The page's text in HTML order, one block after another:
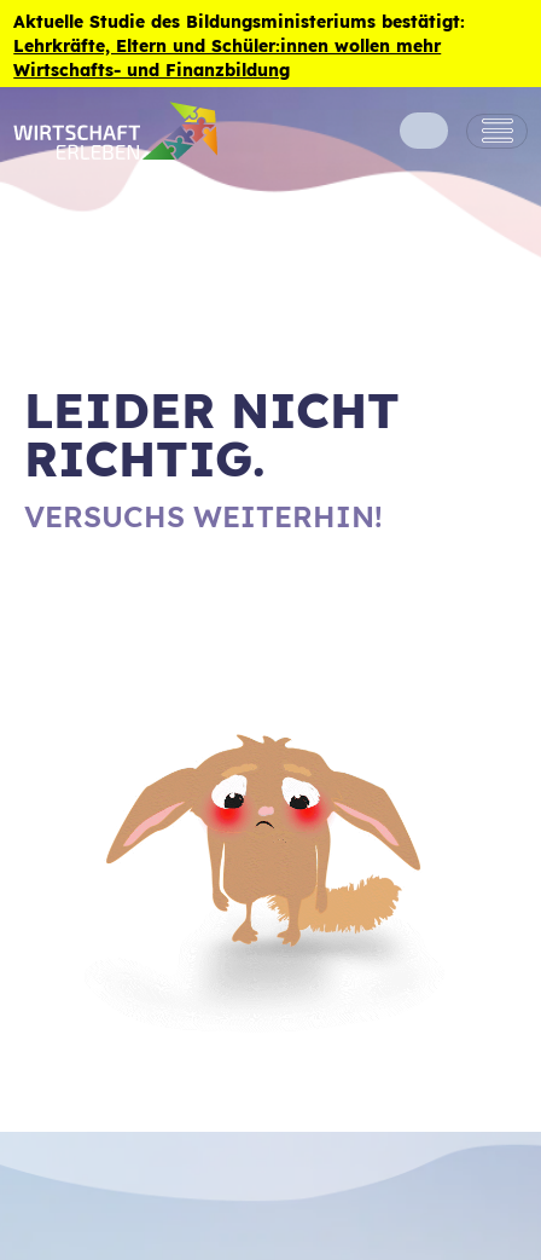
Zum Inhalt der Seite springen
Aktuelle Studie des Bildungsministeriums bestätigt:
Lehrkräfte, Eltern und Schüler:innen wollen mehr
Wirtschafts- und Finanzbildung
LEIDER NICHT
RICHTIG.
VERSUCHS WEITERHIN!